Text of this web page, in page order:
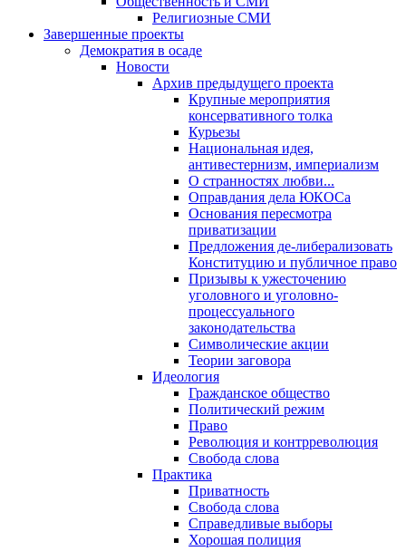
Религиозные СМИ
Завершенные проекты
Демократия в осаде
Новости
Архив предыдущего проекта
Крупные мероприятия
консервативного толка
Курьезы
Национальная идея,
антивестернизм, империализм
О странностях любви...
Оправдания дела ЮКОСа
Основания пересмотра
приватизации
Предложения де-либерализовать
Конституцию и публичное право
Призывы к ужесточению
уголовного и уголовно-
процессуального
законодательства
Символические акции
Теории заговора
Идеология
Гражданское общество
Политический режим
Право
Революция и контрреволюция
Свобода слова
Практика
Приватность
Свобода слова
Справедливые выборы
Хорошая полиция